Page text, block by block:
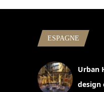
ESPAGNE
Urban
design